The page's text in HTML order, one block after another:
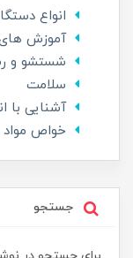
انواع
آموزش
شستشو و
سلامت
آشنایی با
خواص مواد
جستجو